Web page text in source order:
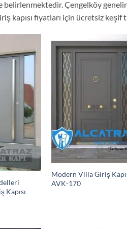
belirlenmektedir. Çengelköy
kapısı fiyatları için ücretsiz
Kapısı
Modern Villa Giriş
AVK-170